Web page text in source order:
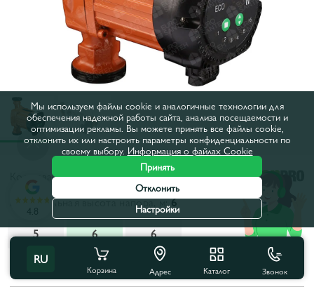
Код товара:3051
Максимальная высота напора, м:6
5
6
6
Все характеристики
RU
Корзина Адрес Каталог Звонок
4.8
Мы используем файлы cookie и аналогичные технологии для
обеспечения надежной работы сайта, анализа посещаемости и
оптимизации рекламы. Вы можете принять все файлы cookie,
отклонить их или настроить параметры конфиденциальности по
своему выбору. Информация о файлах Cookie
Принять
Отклонить
Настройки